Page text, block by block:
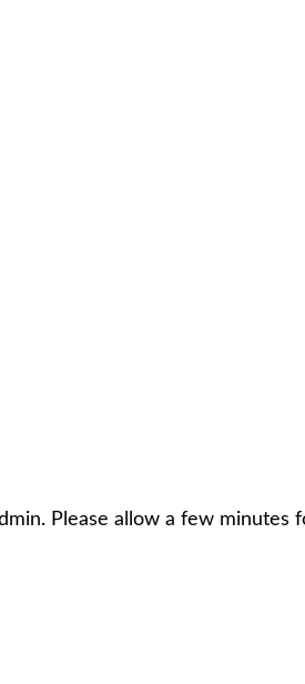
Please allow a few minutes